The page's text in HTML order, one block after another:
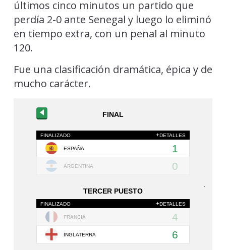
últimos cinco minutos un partido que
perdía 2-0 ante Senegal y luego lo eliminó
en tiempo extra, con un penal al minuto
120.
Fue una clasificación dramática, épica y de
mucho carácter.